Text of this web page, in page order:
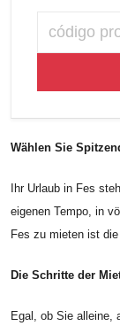
Wählen Sie
Ihr Urlaub in Fes
eigenen Tempo, in
Fes zu mieten ist
Die Schritte der
Egal, ob Sie alleine,